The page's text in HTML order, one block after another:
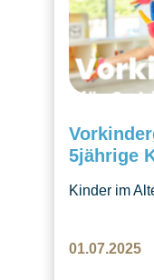
5jährige
Kinder im
Kindergarten
01.07.2025